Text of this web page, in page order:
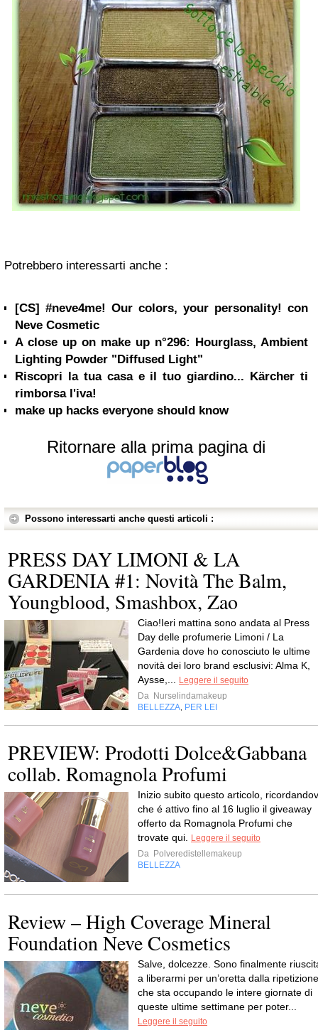
Potrebbero interessarti anche :
[CS] #neve4me! Our colors, your personality! con
Neve Cosmetic
A close up on make up n°296: Hourglass, Ambient
Lighting Powder "Diffused Light"
Riscopri la tua casa e il tuo giardino... Kärcher ti
rimborsa l'iva!
make up hacks everyone should know
Ritornare alla prima pagina di
Possono interessarti anche questi articoli :
PRESS DAY LIMONI & LA
GARDENIA #1: Novità The Balm,
Youngblood, Smashbox, Zao
Ciao!Ieri mattina sono andata al Press
Day delle profumerie Limoni / La
Gardenia dove ho conosciuto le ultime
novità dei loro brand esclusivi: Alma K,
Aysse,...
Leggere il seguito
Da Nurselindamakeup
BELLEZZA PER LEI
PREVIEW: Prodotti Dolce&Gabbana
collab. Romagnola Profumi
Inizio subito questo articolo,
che é attivo fino al 16 luglio il giveaway
offerto da Romagnola Profumi che
trovate qui.
Leggere il seguito
Da Polveredistellemakeup
BELLEZZA
Review – High Coverage Mineral
Foundation Neve Cosmetics
Salve, dolcezze. Sono finalmente
a liberarmi per un’oretta dalla ripetizione
che sta occupando le intere giornate di
queste ultime settimane per poter...
Leggere il seguito